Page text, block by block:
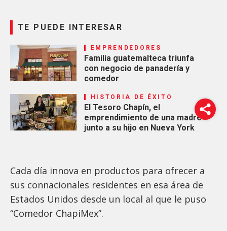
TE PUEDE INTERESAR
EMPRENDEDORES
Familia guatemalteca triunfa
con negocio de panadería y
comedor
HISTORIA DE ÉXITO
El Tesoro Chapín, el
emprendimiento de una madre
junto a su hijo en Nueva York
Cada día innova en productos para ofrecer a
sus connacionales residentes en esa área de
Estados Unidos desde un local al que le puso
“Comedor ChapiMex”.